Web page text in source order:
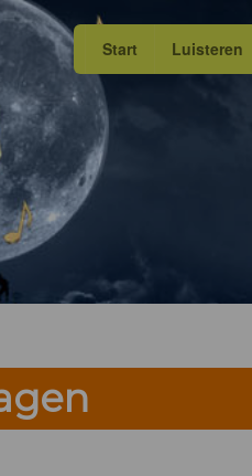
Start Luisteren